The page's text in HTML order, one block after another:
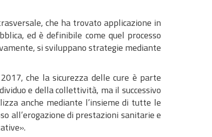
che ha trovato applicazione in
ed è definibile come quel processo
si sviluppano strategie mediante
che la sicurezza delle cure è parte
e della collettività, ma il successivo
anche mediante l’insieme di tutte le
all’erogazione di prestazioni sanitarie e